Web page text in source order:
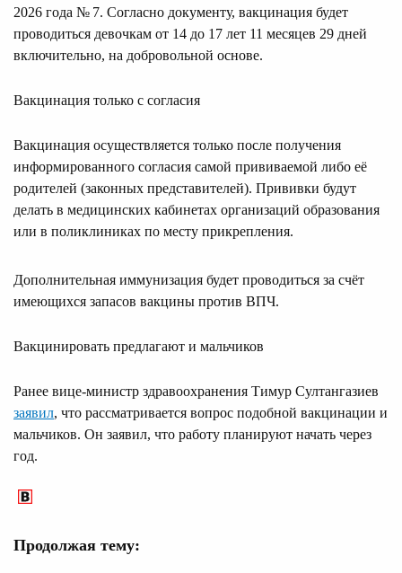
2026 года № 7. Согласно документу, вакцинация будет
проводиться девочкам от 14 до 17 лет 11 месяцев 29 дней
включительно, на добровольной основе.
Вакцинация только с согласия
Вакцинация осуществляется только после получения
информированного согласия самой прививаемой либо её
родителей (законных представителей). Прививки будут
делать в медицинских кабинетах организаций образования
или в поликлиниках по месту прикрепления.
Дополнительная иммунизация будет проводиться за счёт
имеющихся запасов вакцины против ВПЧ.
Вакцинировать предлагают и мальчиков
Ранее вице-министр здравоохранения Тимур Султангазиев
заявил, что рассматривается вопрос подобной вакцинации и
мальчиков. Он заявил, что работу планируют начать через
год.
Продолжая тему: